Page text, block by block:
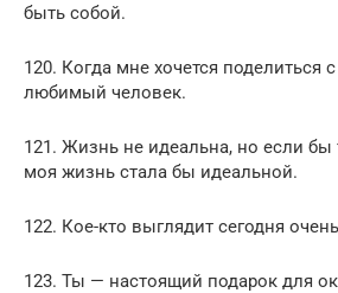
быть собой.
120. Когда мне хочется поделиться
любимый человек.
121. Жизнь не идеальна, но если
моя жизнь стала бы идеальной.
122. Кое-кто выглядит сегодня
123. Ты — настоящий подарок для